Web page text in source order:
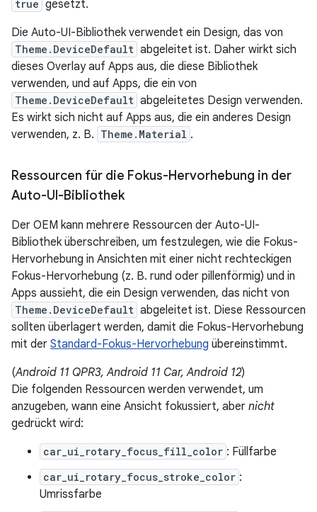
true gesetzt.
Die Auto-UI-Bibliothek verwendet ein Design, das von
Theme.DeviceDefault abgeleitet ist. Daher wirkt sich
dieses Overlay auf Apps aus, die diese Bibliothek
verwenden, und auf Apps, die ein von
Theme.DeviceDefault abgeleitetes Design verwenden.
Es wirkt sich nicht auf Apps aus, die ein anderes Design
verwenden, z. B. Theme.Material .
Ressourcen für die Fokus-Hervorhebung in der
Auto-UI-Bibliothek
Der OEM kann mehrere Ressourcen der Auto-UI-
Bibliothek überschreiben, um festzulegen, wie die Fokus-
Hervorhebung in Ansichten mit einer nicht rechteckigen
Fokus-Hervorhebung (z. B. rund oder pillenförmig) und in
Apps aussieht, die ein Design verwenden, das nicht von
Theme.DeviceDefault abgeleitet ist. Diese Ressourcen
sollten überlagert werden, damit die Fokus-Hervorhebung
mit der Standard-Fokus-Hervorhebung übereinstimmt.
(Android 11 QPR3, Android 11 Car, Android 12)
Die folgenden Ressourcen werden verwendet, um
anzugeben, wann eine Ansicht fokussiert, aber nicht
gedrückt wird:
car_ui_rotary_focus_fill_color : Füllfarbe
car_ui_rotary_focus_stroke_color :
Umrissfarbe